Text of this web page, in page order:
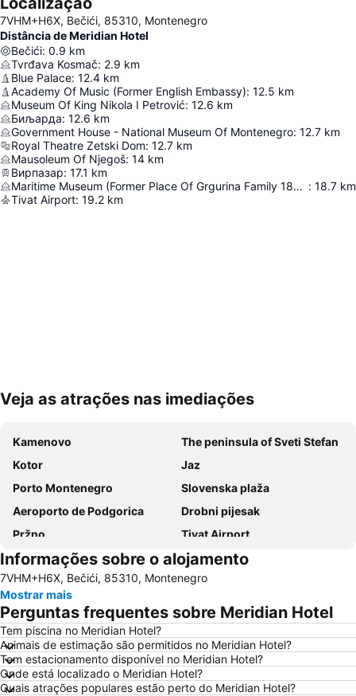
7VHM+H6X, Bečići, 85310, Montenegro
Distância de Meridian Hotel
Bečići: 0.9 km
Tvrđava Kosmač: 2.9 km
Blue Palace: 12.4 km
Academy Of Music (Former English Embassy): 12.5 km
Museum Of King Nikola I Petrović: 12.6 km
Биљарда: 12.6 km
Government House - National Museum Of Montenegro: 12.7 km
Royal Theatre Zetski Dom: 12.7 km
Mausoleum Of Njegoš: 14 km
Вирпазар: 17.1 km
Maritime Museum (Former Place Of Grgurina Family 18Th Century) : 18.7 km
Tivat Airport: 19.2 km
Ampliar mapa
Veja as atrações nas imediações
Kamenovo
The peninsula of Sveti Stefan
Kotor
Jaz
Porto Montenegro
Slovenska plaža
Aeroporto de Podgorica
Drobni pijesak
Pržno
Tivat Airport
Rafailovići
Mogren Plaza
Rijeka Crnojevića
Plavi Horizont
Porto
Stari Bar
Žanjice
Informações sobre o alojamento
7VHM+H6X, Bečići, 85310, Montenegro
Mostrar mais
Perguntas frequentes sobre Meridian Hotel
Tem piscina no Meridian Hotel?
Animais de estimação são permitidos no Meridian Hotel?
Tem estacionamento disponível no Meridian Hotel?
Onde está localizado o Meridian Hotel?
Quais atrações populares estão perto do Meridian Hotel?